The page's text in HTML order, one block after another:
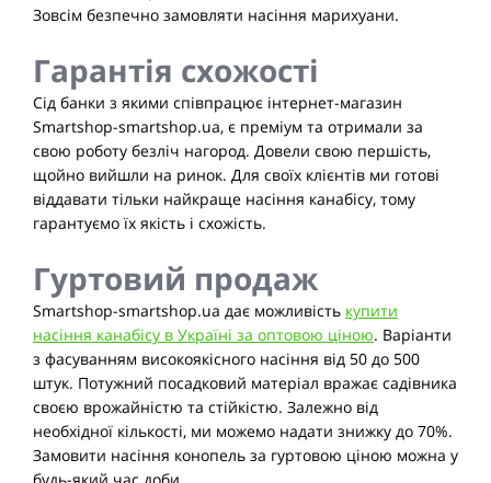
Зовсім безпечно замовляти насіння марихуани.
Гарантія схожості
Сід банки з якими співпрацює інтернет-магазин
Smartshop-smartshop.ua, є преміум та отримали за
свою роботу безліч нагород. Довели свою першість,
щойно вийшли на ринок. Для своїх клієнтів ми готові
віддавати тільки найкраще насіння канабісу, тому
гарантуємо їх якість і схожість.
Гуртовий продаж
Smartshop-smartshop.ua дає можливість купити
насіння канабісу в Україні за оптовою ціною. Варіанти
з фасуванням високоякісного насіння від 50 до 500
штук. Потужний посадковий матеріал вражає садівника
своєю врожайністю та стійкістю. Залежно від
необхідної кількості, ми можемо надати знижку до 70%.
Замовити насіння конопель за гуртовою ціною можна у